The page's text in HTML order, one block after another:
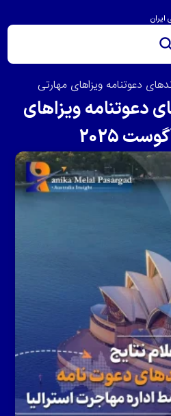
دعوتنامه ویزاهای مهارتی
دعوتنامه ویزاهای
2025